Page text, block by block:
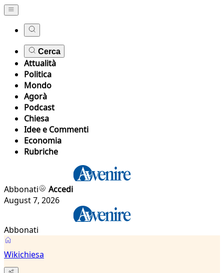
Cerca
Attualità
Politica
Mondo
Agorà
Podcast
Chiesa
Idee e Commenti
Economia
Rubriche
Abbonati
Accedi
August 7, 2026
Abbonati
Wikichiesa